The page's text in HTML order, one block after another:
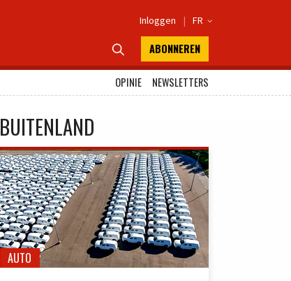
Inloggen | FR 
 ABONNEREN
OPINIE
NEWSLETTERS
BUITENLAND
AUTO